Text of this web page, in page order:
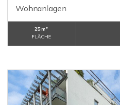
Wohnanlagen
25 m²
FLÄCHE